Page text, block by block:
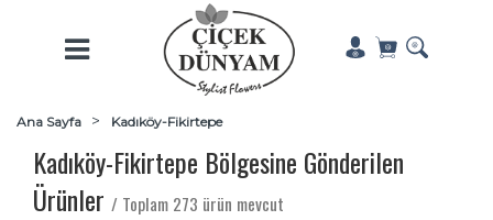
Ana Sayfa Kadıköy-Fikirtepe
Kadıköy-Fikirtepe Bölgesine Gönderilen
Ürünler / Toplam 273 ürün mevcut